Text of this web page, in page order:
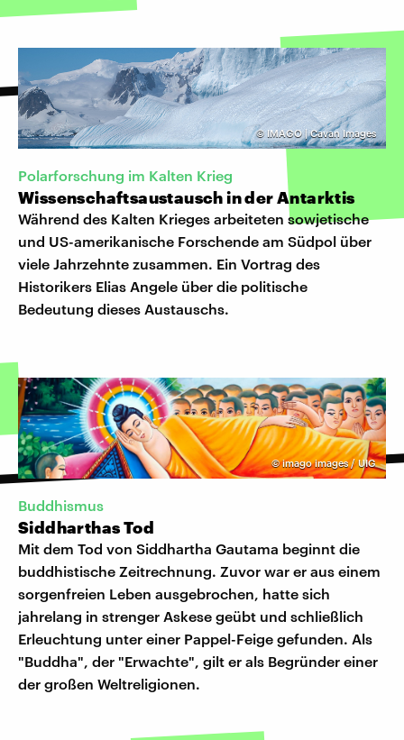
© IMAGO | Cavan Images
Polarforschung im Kalten Krieg
Wissenschaftsaustausch in der Antarktis
Während des Kalten Krieges arbeiteten sowjetische
und US-amerikanische Forschende am Südpol über
viele Jahrzehnte zusammen. Ein Vortrag des
Historikers Elias Angele über die politische
Bedeutung dieses Austauschs.
©imago images / UIG
Buddhismus
Siddharthas Tod
Mit dem Tod von Siddhartha Gautama beginnt die
buddhistische Zeitrechnung. Zuvor war er aus einem
sorgenfreien Leben ausgebrochen, hatte sich
jahrelang in strenger Askese geübt und schließlich
Erleuchtung unter einer Pappel-Feige gefunden. Als
"Buddha", der "Erwachte", gilt er als Begründer einer
der großen Weltreligionen.